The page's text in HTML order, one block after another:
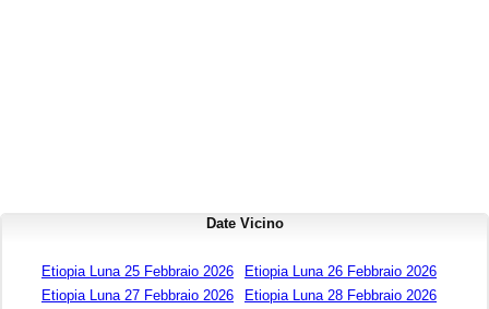
Date Vicino
Etiopia Luna 25 Febbraio 2026
Etiopia Luna 26 Febbraio 2026
Etiopia Luna 27 Febbraio 2026
Etiopia Luna 28 Febbraio 2026